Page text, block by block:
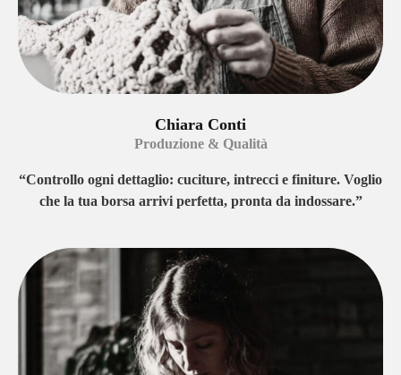
Chiara Conti
Produzione & Qualità
“Controllo ogni dettaglio: cuciture, intrecci e finiture. Voglio
che la tua borsa arrivi perfetta, pronta da indossare.”